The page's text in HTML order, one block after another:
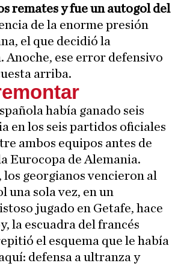
remates y fue un autogol del
de la enorme presión
el que decidió la
Anoche, ese error defensivo
arriba.
había ganado seis
en los seis partidos oficiales
ambos equipos antes de
Eurocopa de Alemania.
georgianos vencieron al
una sola vez, en un
jugado en Getafe, hace
la escuadra del francés
el esquema que le había
defensa a ultranza y